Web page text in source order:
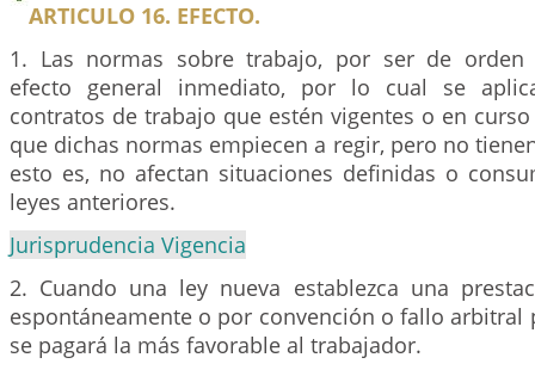
ARTICULO 16. EFECTO.
1. Las normas sobre trabajo, por ser de orden
efecto general inmediato, por lo cual se
contratos de trabajo que estén vigentes o en
que dichas normas empiecen a regir, pero no
esto es, no afectan situaciones definidas o
leyes anteriores.
Jurisprudencia Vigencia
2. Cuando una ley nueva establezca una
espontáneamente o por convención o fallo arbitral
se pagará la más favorable al trabajador.